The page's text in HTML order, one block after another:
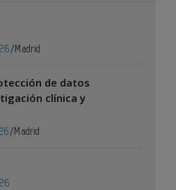
/ Madrid
de datos
clínica y
/ Madrid